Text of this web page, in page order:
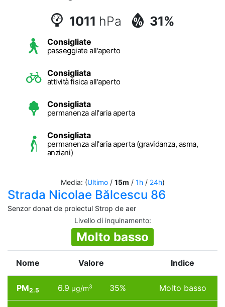
1011 hPa 31%
Consigliate
passeggiate all'aperto
Consigliata
attività fisica all'aperto
Consigliata
permanenza all'aria aperta
Consigliata
permanenza all'aria aperta (gravidanza, asma,
anziani)
Media: (Ultimo/ 15m / 1h/ 24h)
Strada Nicolae Bălcescu 86
Senzor donat de proiectul Strop de aer
Livello di inquinamento:
Molto basso
Nome Valore Indice
PM2.5 6.9 µg/m3 35% Molto basso